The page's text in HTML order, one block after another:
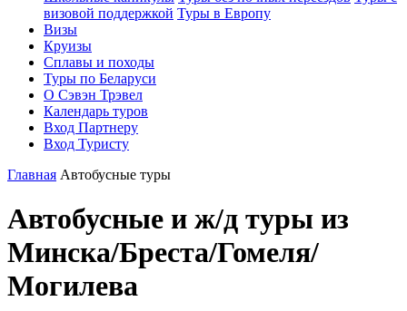
визовой поддержкой Туры в Европу
Визы
Круизы
Сплавы и походы
Туры по Беларуси
О Сэвэн Трэвел
Календарь туров
Вход Партнеру
Вход Туристу
Главная Автобусные туры
Автобусные и ж/д туры из
Минска/Бреста/Гомеля/
Могилева